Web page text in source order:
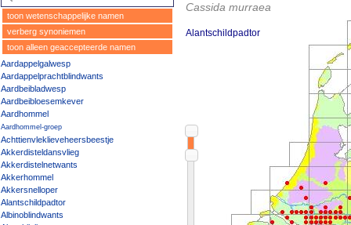
toon wetenschappelijke namen
verberg synoniemen
toon alleen geaccepteerde namen
Aardappelgalwesp
Aardappelprachtblindwants
Aardbeibladwesp
Aardbeibloesemkever
Aardhommel
Aardhommel-groep
Achttienvleklieveheersbeestje
Akkerdisteldansvlieg
Akkerdistelnetwants
Akkerhommel
Akkersnelloper
Alantschildpadtor
Albinoblindwants
Cassida murraea
Alantschildpadtor